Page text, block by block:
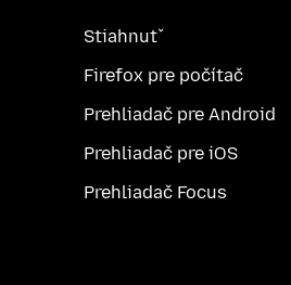
Stiahnuť
Firefox pre počítač
Prehliadač pre Android
Prehliadač pre iOS
Prehliadač Focus